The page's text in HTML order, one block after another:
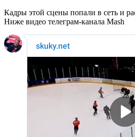
Кадры этой сцены попали в сеть и
Ниже видео телеграм-канала Mash